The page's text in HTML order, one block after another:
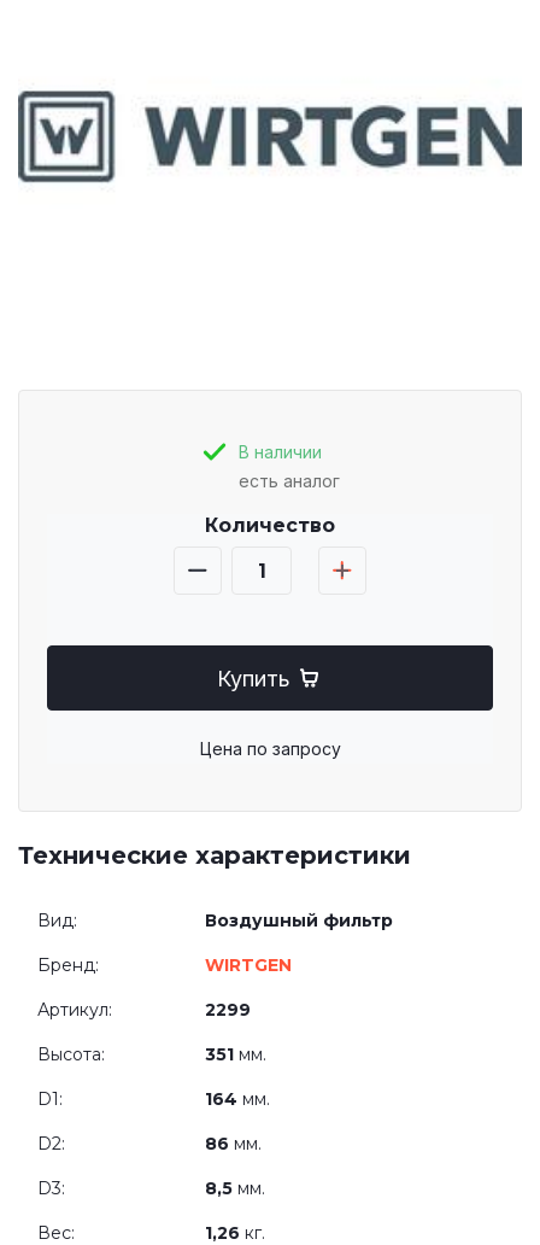
В наличии
есть аналог
Количество
Купить
Цена по запросу
Технические характеристики
Вид: Воздушный фильтр
Бренд: WIRTGEN
Артикул: 2299
Высота: 351 мм.
D1: 164 мм.
D2: 86 мм.
D3: 8,5 мм.
Вес: 1,26 кг.